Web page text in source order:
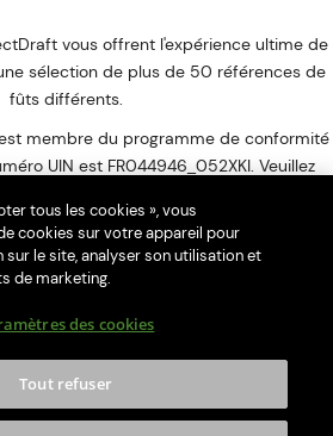
vous offrent l'expérience ultime de
sélection de plus de 50 références de
fûts différents.
membre du programme de conformité
UIN est FR044946_052XKI. Veuillez
DEEE ménagers.
pour la santé, à consommer avec
modération.
contenu de ce site avec des mineurs. La
à des mineurs de moins de 18 ans est
nos offres, vous déclarez avoir 18 ans
tous les cookies », vous
cookies sur votre appareil pour
sur le site, analyser son utilisation et
de marketing.
des cookies
Tout refuser